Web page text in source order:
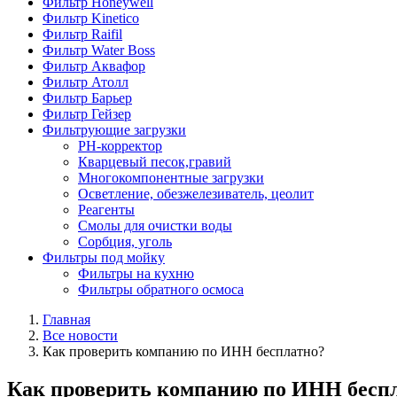
Фильтр Kinetico
Фильтр Raifil
Фильтр Water Boss
Фильтр Аквафор
Фильтр Атолл
Фильтр Барьер
Фильтр Гейзер
Фильтрующие загрузки
PH-корректор
Кварцевый песок,гравий
Многокомпонентные загрузки
Осветление, обезжелезиватель, цеолит
Реагенты
Смолы для очистки воды
Сорбция, уголь
Фильтры под мойку
Фильтры на кухню
Фильтры обратного осмоса
Главная
Все новости
Как проверить компанию по ИНН бесплатно?
Как проверить компанию по ИНН